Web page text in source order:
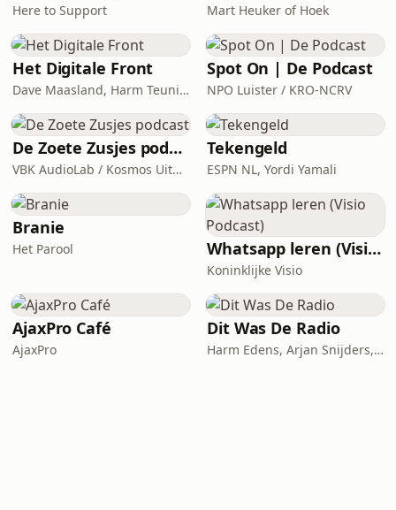
Here to Support Mart Heuker of Hoek
Het Digitale Front
Dave Maasland, Harm Teunis / Corti Media
Spot On | De Podcast
NPO Luister / KRO-NCRV
De Zoete Zusjes podcast
VBK AudioLab / Kosmos Uitgevers
Tekengeld
ESPN NL, Yordi Yamali
Branie
Het Parool Whatsapp leren (Visio Podcast)
Koninklijke Visio
AjaxPro Café
AjaxPro
Dit Was De Radio
Harm Edens, Arjan Snijders, Ron Vergouwen